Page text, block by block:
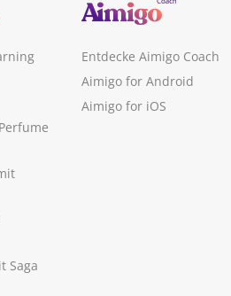
Saga
Entdecke Aimigo Coach
Aimigo for Android
Aimigo for iOS